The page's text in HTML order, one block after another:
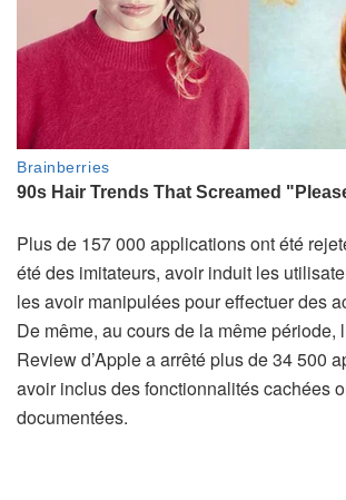
Plus de 157 000 applications ont été
été des imitateurs, avoir induit les
les avoir manipulées pour effectuer des
De même, au cours de la même période,
Review d’Apple a arrêté plus de 34 500
avoir inclus des fonctionnalités cachées
documentées.